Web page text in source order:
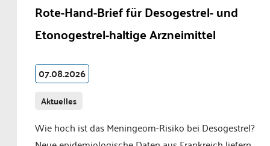
Rote-Hand-Brief für Desogestrel- und
Etonogestrel-haltige Arzneimittel
07.08.2026
Aktuelles
Wie hoch ist das Meningeom-Risiko bei Desogestrel?